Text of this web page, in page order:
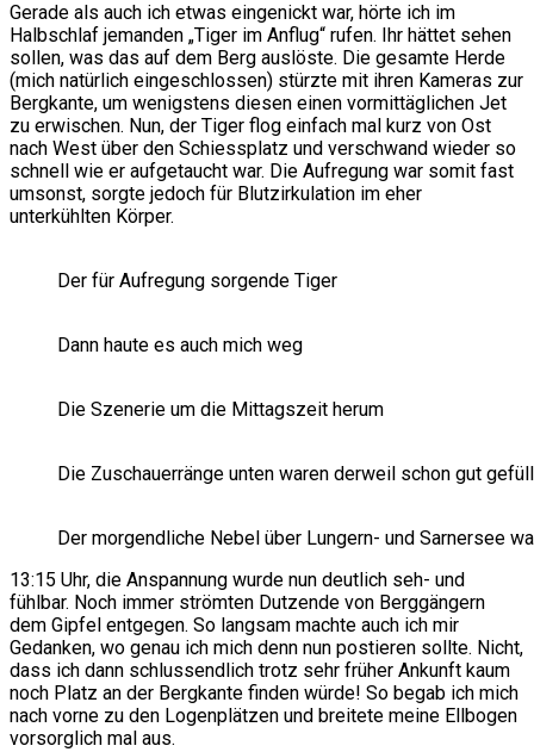
Gerade als auch ich etwas eingenickt war, hörte ich im
Halbschlaf jemanden „Tiger im Anflug“ rufen. Ihr hättet sehen
sollen, was das auf dem Berg auslöste. Die gesamte Herde
(mich natürlich eingeschlossen) stürzte mit ihren Kameras zur
Bergkante, um wenigstens diesen einen vormittäglichen Jet
zu erwischen. Nun, der Tiger flog einfach mal kurz von Ost
nach West über den Schiessplatz und verschwand wieder so
schnell wie er aufgetaucht war. Die Aufregung war somit fast
umsonst, sorgte jedoch für Blutzirkulation im eher
unterkühlten Körper.
Der für Aufregung sorgende Tiger
Dann haute es auch mich weg
Die Szenerie um die Mittagszeit herum
Die Zuschauerränge unten waren derweil schon gut
Der morgendliche Nebel über Lungern- und Sarnersee
13:15 Uhr, die Anspannung wurde nun deutlich seh- und
fühlbar. Noch immer strömten Dutzende von Berggängern
dem Gipfel entgegen. So langsam machte auch ich mir
Gedanken, wo genau ich mich denn nun postieren sollte. Nicht,
dass ich dann schlussendlich trotz sehr früher Ankunft kaum
noch Platz an der Bergkante finden würde! So begab ich mich
nach vorne zu den Logenplätzen und breitete meine Ellbogen
vorsorglich mal aus.